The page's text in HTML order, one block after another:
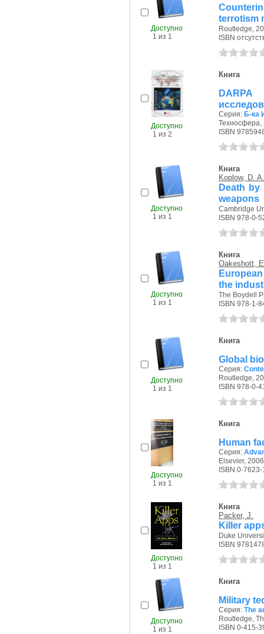
Доступно
1 из 1
terrotism
Routledge,
ISBN
Доступно
1 из 2
Книга
Серия: Б-ка
Техносфера,
ISBN
Доступно
1 из 1
Книга
Koplow, D. A.
Death by
weapons
Cambridge
ISBN 978-0-
Доступно
1 из 1
Книга
Oakeshott,
the
The Boydell
ISBN 978-1-
Доступно
1 из 1
Книга
Global
Серия:
Routledge,
ISBN 978-0-
Доступно
1 из 1
Книга
Human
Серия:
Elsevier, 2006
ISBN 0-
Доступно
1 из 1
Книга
Packer, J.
Killer
Duke
ISBN
Доступно
1 из 1
Книга
Military
Серия: The
Routledge,
ISBN 0-415-